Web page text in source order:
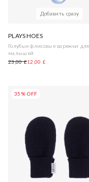
Добавить сразу
PLAYSHOES
Голубые флисовые варежки для
малышей
23,00 £12,00 £
35% OFF